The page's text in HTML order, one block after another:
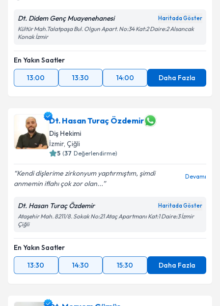
Dt. Didem Genç Muayenehanesi Haritada Göster
Kültür Mah.Talatpaşa Bul. Olgun Apart. No:34 Kat:2 Daire:2 Alsancak
Konak İzmir
En Yakın Saatler
13:00
13:30 14:00 Daha Fazla
Dt. Hasan Turaç Özdemir
Diş Hekimi
İzmir, Çiğli
5 (37 Değerlendirme)
Kendi dişlerime zirkonyum yaptırmıştım, şimdi
anmemin iflahı çok zor olan...
Devamı
Dt. Hasan Turaç Özdemir Haritada Göster
Ataşehir Mah. 8211/8. Sokak No:21 Ataç Apartmanı Kat:1 Daire:3 İzmir
Çiğli
En Yakın Saatler
13:30
14:30 15:30 Daha Fazla